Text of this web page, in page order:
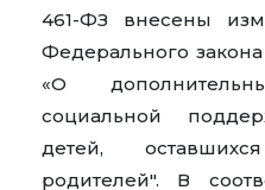
461-ФЗ внесены
Федерального
«О
социальной
детей,
родителей". В